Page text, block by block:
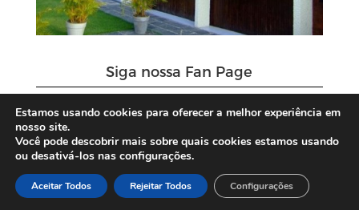
Siga nossa Fan Page
Estamos usando cookies para oferecer a melhor experiência em
nosso site.
Você pode descobrir mais sobre quais cookies estamos usando
ou desativá-los nas configurações.
Aceitar Todos Rejeitar Todos Configurações